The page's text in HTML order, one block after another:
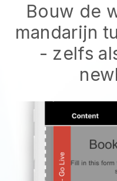
Bouw de
mandarijn
- zelfs